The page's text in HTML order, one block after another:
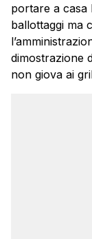
portare a casa
ballottaggi ma
dimostrazione
non giova ai